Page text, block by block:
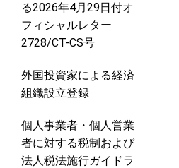
る2026年4月29日付オ
フィシャルレター
2728/CT-CS号
外国投資家による経済
組織設立登録
個人事業者・個人営業
者に対する税制および
法人税法施行ガイドラ